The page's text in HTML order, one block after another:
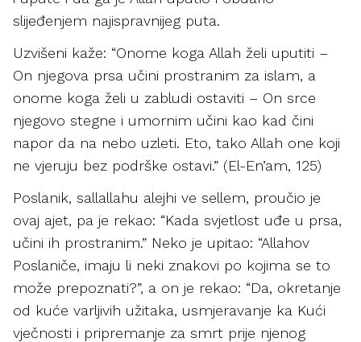
slijeđenjem najispravnijeg puta.
Uzvišeni kaže: “Onome koga Allah želi uputiti –
On njegova prsa učini prostranim za islam, a
onome koga želi u zabludi ostaviti – On srce
njegovo stegne i umornim učini kao kad čini
napor da na nebo uzleti. Eto, tako Allah one koji
ne vjeruju bez podrške ostavi.” (El-En’am, 125)
Poslanik, sallallahu alejhi ve sellem, proučio je
ovaj ajet, pa je rekao: “Kada svjetlost uđe u prsa,
učini ih prostranim.” Neko je upitao: “Allahov
Poslaniče, imaju li neki znakovi po kojima se to
može prepoznati?”, a on je rekao: “Da, okretanje
od kuće varljivih užitaka, usmjeravanje ka Kući
vječnosti i pripremanje za smrt prije njenog